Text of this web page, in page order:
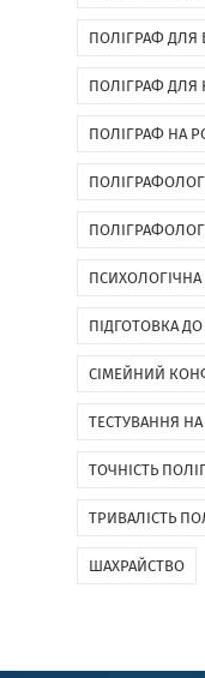
ПОЛІГРАФ ДЛЯ
ПОЛІГРАФ ДЛЯ
ПОЛІГРАФ НА
ПСИХОЛОГІЧНА
ПІДГОТОВКА
СІМЕЙНИЙ
ТЕСТУВАННЯ НА
ТОЧНІСТЬ
ТРИВАЛІСТЬ
ШАХРАЙСТВО